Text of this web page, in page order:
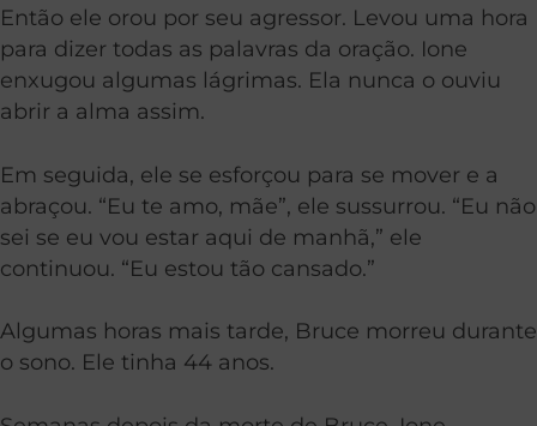
Então ele orou por seu agressor. Levou uma hora
para dizer todas as palavras da oração. Ione
enxugou algumas lágrimas. Ela nunca o ouviu
abrir a alma assim.
Em seguida, ele se esforçou para se mover e a
abraçou. “Eu te amo, mãe”, ele sussurrou. “Eu não
sei se eu vou estar aqui de manhã,” ele
continuou. “Eu estou tão cansado.”
Algumas horas mais tarde, Bruce morreu durante
o sono. Ele tinha 44 anos.